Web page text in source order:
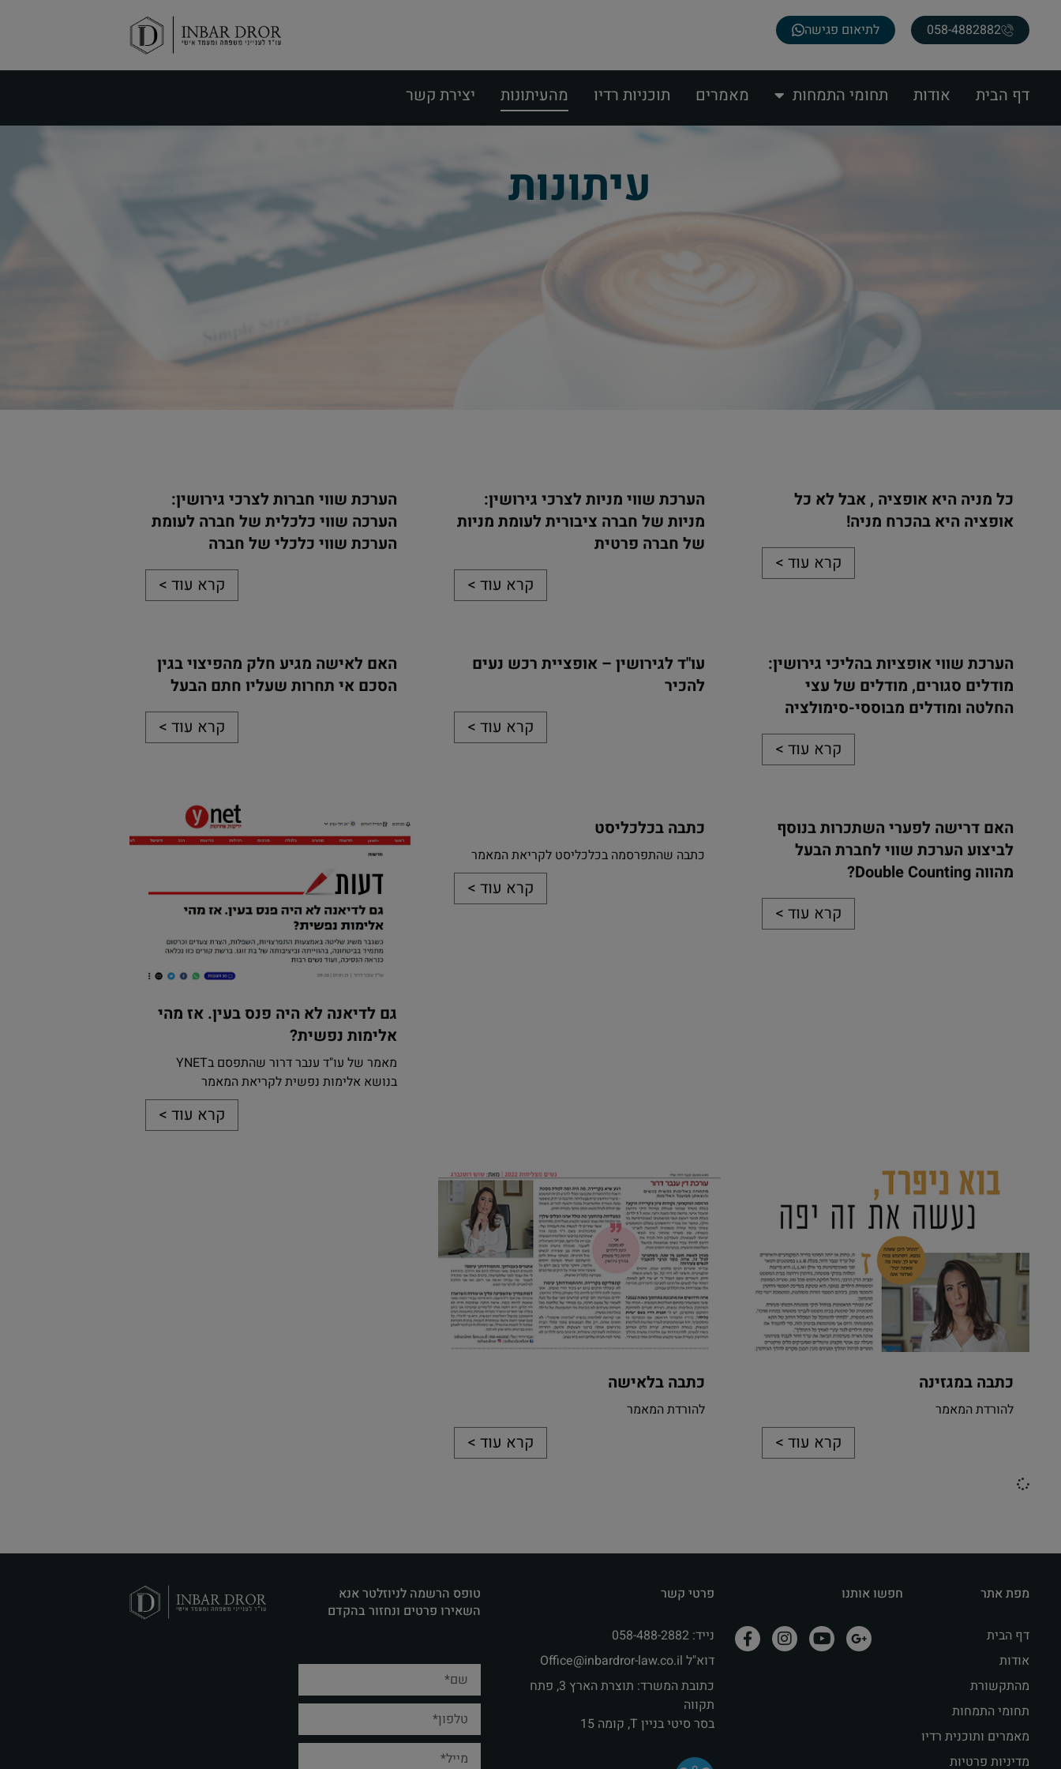
058-4882882 לתיאום פגישה
דף הבית אודות תחומי התמחות מאמרים תוכניות רדיו מהעיתונות יצירת קשר
עיתונות
כל מניה היא אופציה , אבל לא כל
אופציה היא בהכרח מניה!
קרא עוד >
הערכת שווי מניות לצרכי גירושין:
מניות של חברה ציבורית לעומת מניות
של חברה פרטית
קרא עוד >
הערכת שווי חברות לצרכי גירושין:
הערכה שווי כלכלית של חברה לעומת
הערכת שווי כלכלי של חברה
קרא עוד >
הערכת שווי אופציות בהליכי גירושין:
מודלים סגורים, מודלים של עצי
החלטה ומודלים מבוססי-סימולציה
קרא עוד >
עו"ד לגירושין – אופציית רכש נעים
להכיר
קרא עוד >
האם לאישה מגיע חלק מהפיצוי בגין
הסכם אי תחרות שעליו חתם הבעל
קרא עוד >
האם דרישה לפערי השתכרות בנוסף
לביצוע הערכת שווי לחברת הבעל
מהווה Double Counting?
קרא עוד >
כתבה בכלכליסט
כתבה שהתפרסמה בכלכליסט לקריאת המאמר
קרא עוד >
גם לדיאנה לא היה פנס בעין. אז מהי
אלימות נפשית?
מאמר של עו"ד ענבר דרור שהתפסם בYNET
בנושא אלימות נפשית לקריאת המאמר
קרא עוד >
כתבה במגזינה
להורדת המאמר
קרא עוד >
כתבה בלאישה
להורדת המאמר
קרא עוד >
מפת אתר
דף הבית
אודות
מהתקשורת
תחומי התמחות
מאמרים ותוכנית רדיו
מדיניות פרטיות
חפשו אותנו פרטי קשר
נייד: 058-488-2882
דוא"ל Office@inbardror-law.co.il‏
כתובת המשרד: תוצרת הארץ 3, פתח
תקווה
בסר סיטי בניין T, קומה 15
טופס הרשמה לניוזלטר אנא
השאירו פרטים ונחזור בהקדם